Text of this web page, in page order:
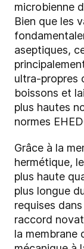
microbienne
Bien que les
aseptiques,
ultra-propres
boissons et
plus hautes
normes
Grâce à la
hermétique,
plus haute
plus longue
requises
raccord
la membrane